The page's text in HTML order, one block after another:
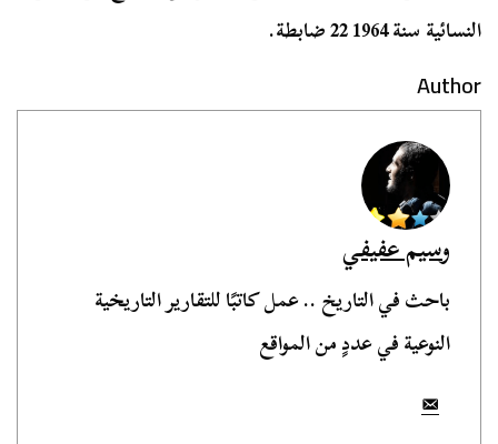
النسائية سنة 1964 22 ضابطة.
Author
وسيم عفيفي
باحث في التاريخ .. عمل كاتبًا للتقارير التاريخية
النوعية في عددٍ من المواقع